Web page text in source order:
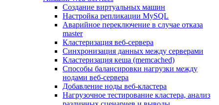
Создание виртуальных машин
Настройка репликации MySQL
Аварийное переключение в случае отказа
master
Кластеризация веб-сервера
Синхронизация данных между серверами
Кластеризация кеша (memcached)
Способы балансировки нагрузки между
нодами веб-сервера
Добавление ноды веб-кластера
Нагрузочное тестирование кластера, анализ